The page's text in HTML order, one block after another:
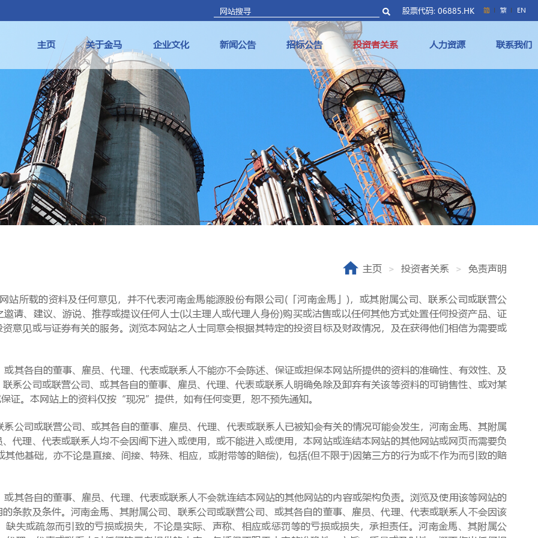
股票代码: 06885.HK 简 繁 EN
主页 关于金马 企业文化 新闻公告 招标公告 投资者关系 人力资源 联系我们
主页 投资者关系 免责声明
载的资料及任何意见，并不代表河南金馬能源股份有限公司(「河南金馬」)，或其附属公司、联系公司或联营公
请、建议、游说、推荐或提议任何人士(以主理人或代理人身份)购买或沽售或以任何其他方式处置任何投资产品、证
意见或与证券有关的服务。浏览本网站之人士同意会根据其特定的投资目标及财政情况，及在获得他们相信为需要或
各自的董事、雇员、代理、代表或联系人不能亦不会陈述、保证或担保本网站所提供的资料的准确性、有效性、及
系公司或联营公司、或其各自的董事、雇员、代理、代表或联系人明确免除及卸弃有关该等资料的可销售性、或对某
证。本网站上的资料仅按“现况”提供，如有任何变更，恕不预先通知。
司或联营公司、或其各自的董事、雇员、代理、代表或联系人已被知会有关的情况可能会发生，河南金馬、其附属
代理、代表或联系人均不会因阁下进入或使用，或不能进入或使用，本网站或连结本网站的其他网站或网页而需要负
他基础，亦不论是直接、间接、特殊、相应，或附带等的赔偿)，包括(但不限于)因第三方的行为或不作为而引致的赔
各自的董事、雇员、代理、代表或联系人不会就连结本网站的其他网站的内容或架构负责。浏览及使用该等网站的
条款及条件。河南金馬、其附属公司、联系公司或联营公司、或其各自的董事、雇员、代理、代表或联系人不会因该
失或疏忽而引致的亏损或损失，不论是实际、声称、相应或惩罚等的亏损或损失，承担责任。河南金馬、其附属公